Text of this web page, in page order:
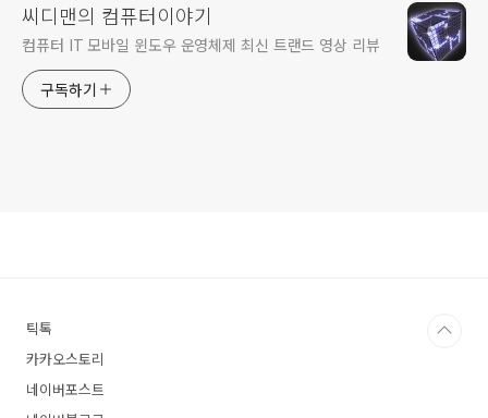
씨디맨의 컴퓨터이야기
컴퓨터 IT 모바일 윈도우 운영체제 최신 트랜드 영상 리뷰
구독하기
틱톡
카카오스토리
네이버포스트